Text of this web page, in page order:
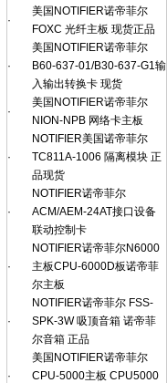
·
美国NOTIFIER诺帝菲尔
FOXC 光纤主板 现货正品
·
美国NOTIFIER诺帝菲尔
B60-637-01/B30-637-G1输
入输出转换卡 现货
·
美国NOTIFIER诺帝菲尔
NION-NPB 网络卡主板
·
NOTIFIER美国诺帝菲尔
TC811A-1006 隔离模块 正
品现货
·
NOTIFIER诺帝菲尔
ACM/AEM-24AT接口设备
联动控制卡
·
NOTIFIER诺帝菲尔N6000
主板CPU-6000D板诺帝菲
尔主板
·
NOTIFIER诺帝菲尔 FSS-
SPK-3W 吸顶音箱 诺帝菲
尔音箱 正品
·
美国NOTIFIER诺帝菲尔
CPU-5000主板 CPU5000